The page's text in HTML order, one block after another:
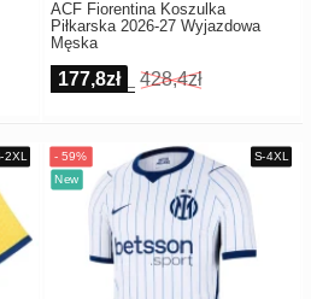
ACF Fiorentina Koszulka
Piłkarska 2026-27 Wyjazdowa
Męska
177,8zł 428,4zł